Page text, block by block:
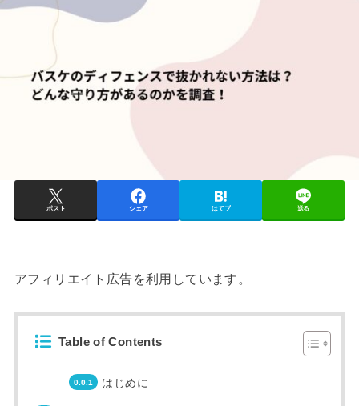
ポスト シェア はてブ 送る
アフィリエイト広告を利用しています。
Table of Contents
はじめに